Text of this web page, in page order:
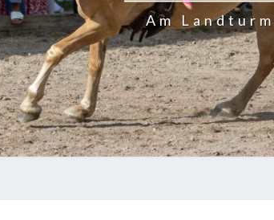
Am Landturm